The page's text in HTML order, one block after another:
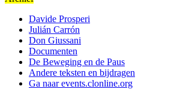
Davide Prosperi
Julián Carrón
Don Giussani
Documenten
De Beweging en de Paus
Andere teksten en bijdragen
Ga naar events.clonline.org